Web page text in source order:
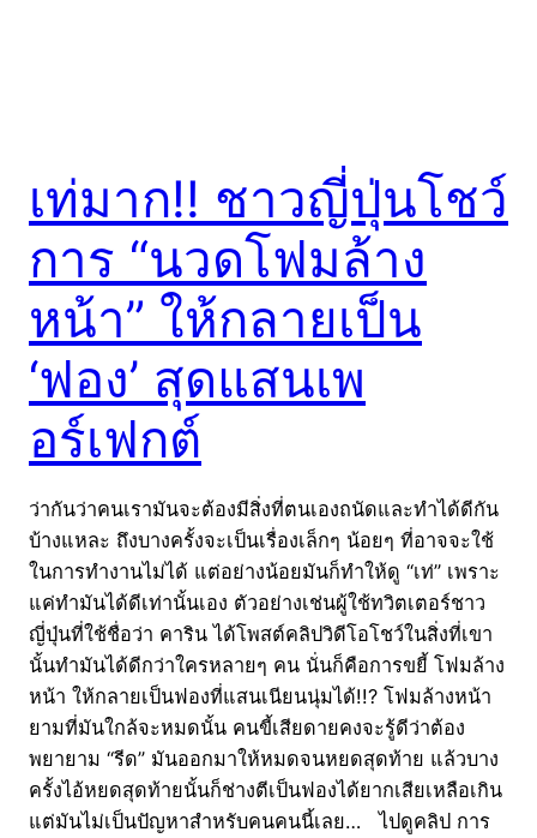
เท่มาก!! ชาวญี่ปุ่นโชว์
การ “นวดโฟมล้าง
หน้า” ให้กลายเป็น
‘ฟอง’ สุดแสนเพ
อร์เฟกต์
ว่ากันว่าคนเรามันจะต้องมีสิ่งที่ตนเองถนัดและทำได้ดีกัน
บ้างแหละ ถึงบางครั้งจะเป็นเรื่องเล็กๆ น้อยๆ ที่อาจจะใช้
ในการทำงานไม่ได้ แต่อย่างน้อยมันก็ทำให้ดู “เท่” เพราะ
แค่ทำมันได้ดีเท่านั้นเอง ตัวอย่างเช่นผู้ใช้ทวิตเตอร์ชาว
ญี่ปุ่นที่ใช้ชื่อว่า คาริน ได้โพสต์คลิปวิดีโอโชว์ในสิ่งที่เขา
นั้นทำมันได้ดีกว่าใครหลายๆ คน นั่นก็คือการขยี้ โฟมล้าง
หน้า ให้กลายเป็นฟองที่แสนเนียนนุ่มได้!!? โฟมล้างหน้า
ยามที่มันใกล้จะหมดนั้น คนขี้เสียดายคงจะรู้ดีว่าต้อง
พยายาม “รีด” มันออกมาให้หมดจนหยดสุดท้าย แล้วบาง
ครั้งไอ้หยดสุดท้ายนั้นก็ช่างตีเป็นฟองได้ยากเสียเหลือเกิน
แต่มันไม่เป็นปัญหาสำหรับคนคนนี้เลย… ไปดูคลิป การ